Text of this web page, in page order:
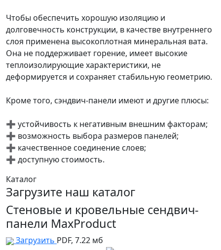
Чтобы обеспечить хорошую изоляцию и
долговечность конструкции, в качестве внутреннего
слоя применена высокоплотная минеральная вата.
Она не поддерживает горение, имеет высокие
теплоизолирующие характеристики, не
деформируется и сохраняет стабильную геометрию.
Кроме того, сэндвич-панели имеют и другие плюсы:
➕ устойчивость к негативным внешним факторам;
➕ возможность выбора размеров панелей;
➕ качественное соединение слоев;
➕ доступную стоимость.
Каталог
Загрузите наш каталог
Стеновые и кровельные сендвич-
панели MaxProduct
Загрузить PDF, 7.22 мб